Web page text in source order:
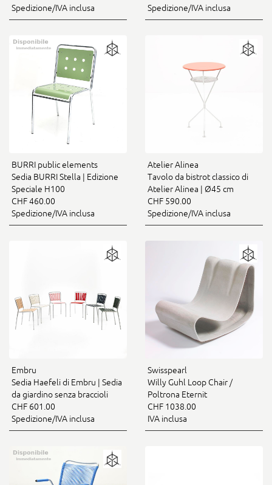
Spedizione/IVA inclusa
Spedizione/IVA inclusa
BURRI public elements
Sedia BURRI Stella | Edizione
Speciale H100
CHF 460.00
Spedizione/IVA inclusa
Atelier Alinea
Tavolo da bistrot classico di
Atelier Alinea | Ø45 cm
CHF 590.00
Spedizione/IVA inclusa
Embru
Sedia Haefeli di Embru | Sedia
da giardino senza braccioli
CHF 601.00
Spedizione/IVA inclusa
Swisspearl
Willy Guhl Loop Chair /
Poltrona Eternit
CHF 1038.00
IVA inclusa